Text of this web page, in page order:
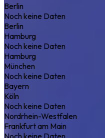
Berlin
Noch keine Daten
Berlin
Hamburg
Noch keine Daten
Hamburg
München
Noch keine Daten
Bayern
Köln
Noch keine Daten
Nordrhein-Westfalen
Frankfurt am Main
Noch keine Daten